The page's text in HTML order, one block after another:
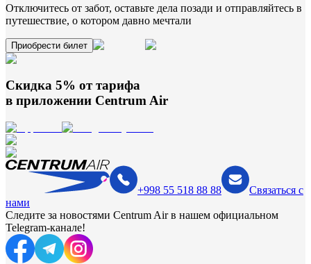
Отключитесь от забот, оставьте дела позади и отправляйтесь в
путешествие, о котором давно мечтали
Приобрести билет
Скидка 5% от тарифа
в приложении Centrum Air
+998 55 518 88 88
Связаться с
нами
Следите за новостями Centrum Air в нашем официальном
Telegram-канале!